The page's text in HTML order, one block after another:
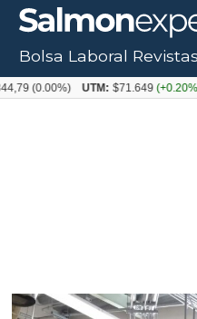
Tag:
Bolsa Laboral Revistas
(0.00%) UTM: $71.649(+0.20%)